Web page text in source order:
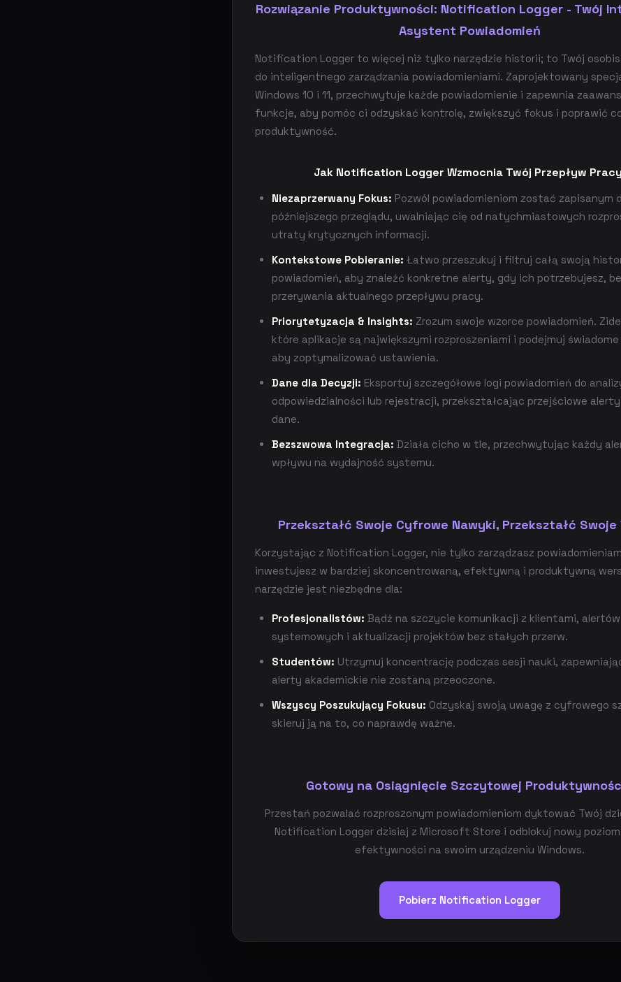
Rozwiązanie Produktywności: Notification Logger - Twój
Asystent Powiadomień
Notification Logger to więcej niż tylko narzędzie historii; to Twój
do inteligentnego zarządzania powiadomieniami. Zaprojektowany
Windows 10 i 11, przechwytuje każde powiadomienie i zapewnia
funkcje, aby pomóc ci odzyskać kontrolę, zwiększyć fokus i poprawić
produktywność.
Jak Notification Logger Wzmocnia Twój Przepływ
Niezaprzerwany Fokus: Pozwól powiadomieniom zostać zapisanym
późniejszego przeglądu, uwalniając cię od natychmiastowych
utraty krytycznych informacji.
Kontekstowe Pobieranie: Łatwo przeszukuj i filtruj całą swoją
powiadomień, aby znaleźć konkretne alerty, gdy ich potrzebujesz,
przerywania aktualnego przepływu pracy.
Priorytetyzacja & Insights: Zrozum swoje wzorce powiadomień.
które aplikacje są największymi rozproszeniami i podejmuj
aby zoptymalizować ustawienia.
Dane dla Decyzji: Eksportuj szczegółowe logi powiadomień do
odpowiedzialności lub rejestracji, przekształcając przejściowe
dane.
Bezszwowa Integracja: Działa cicho w tle, przechwytując każdy
wpływu na wydajność systemu.
Przekształć Swoje Cyfrowe Nawyki, Przekształć Swoje
Korzystając z Notification Logger, nie tylko zarządzasz
inwestujesz w bardziej skoncentrowaną, efektywną i produktywną
narzędzie jest niezbędne dla:
Profesjonalistów: Bądź na szczycie komunikacji z klientami, alertów
systemowych i aktualizacji projektów bez stałych przerw.
Studentów: Utrzymuj koncentrację podczas sesji nauki,
alerty akademickie nie zostaną przeoczone.
Wszyscy Poszukujący Fokusu: Odzyskaj swoją uwagę z cyfrowego
skieruj ją na to, co naprawdę ważne.
Gotowy na Osiągnięcie Szczytowej
Przestań pozwalać rozproszonym powiadomieniom dyktować Twój
Notification Logger dzisiaj z Microsoft Store i odblokuj nowy
efektywności na swoim urządzeniu Windows.
Pobierz Notification Logger